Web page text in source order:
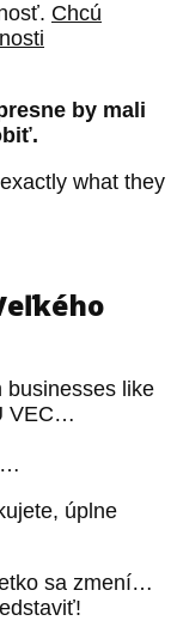
Chcú
by mali
what they
businesses like
VEC…
úplne
sa zmení…